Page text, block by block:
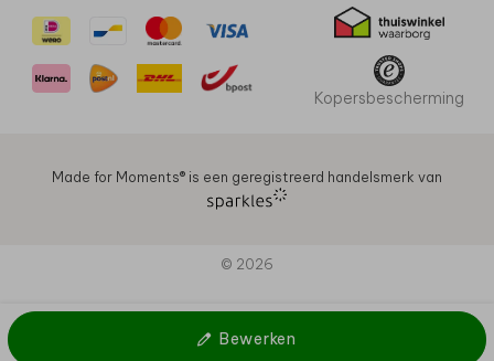
Bewerken
Kopersbescherming
Made for Moments®️ is een geregistreerd handelsmerk van
© 2026